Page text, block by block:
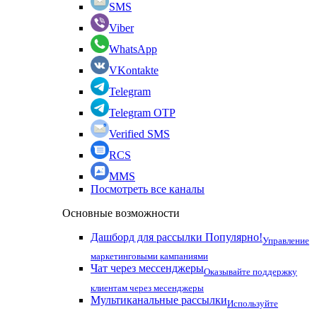
SMS
Viber
WhatsApp
VKontakte
Telegram
Telegram OTP
Verified SMS
RCS
MMS
Посмотреть все каналы
Основные возможности
Дашборд для рассылки Популярно!Управление
маркетинговыми кампаниями
Чат через мессенджерыОказывайте поддержку
клиентам через месенджеры
Мультиканальные рассылкиИспользуйте